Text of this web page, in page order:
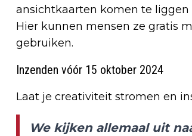
ansichtkaarten komen te
Hier kunnen mensen ze gratis
gebruiken.
Inzenden vóór 15 oktober 2024
Laat je creativiteit stromen en
We kijken allemaal uit